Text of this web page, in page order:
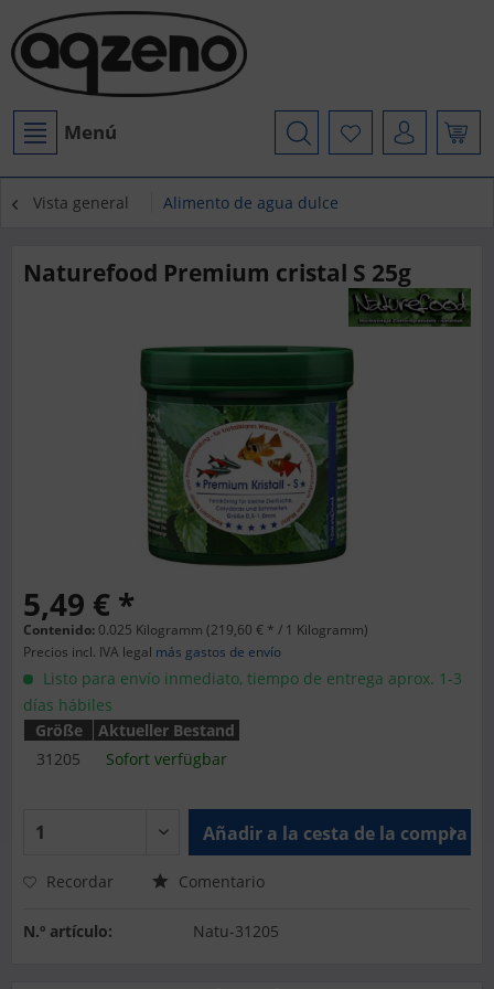
Menú
Vista general Alimento de agua dulce
Naturefood Premium cristal S 25g
5,49 € *
Contenido: 0.025 Kilogramm (219,60 € * / 1 Kilogramm)
Precios incl. IVA legal más gastos de envío
Listo para envío inmediato, tiempo de entrega aprox. 1-3
días hábiles
Größe
Aktueller Bestand
31205
Sofort verfügbar
Añadir a la cesta de la compra
Recordar Comentario
N.º artículo: Natu-31205